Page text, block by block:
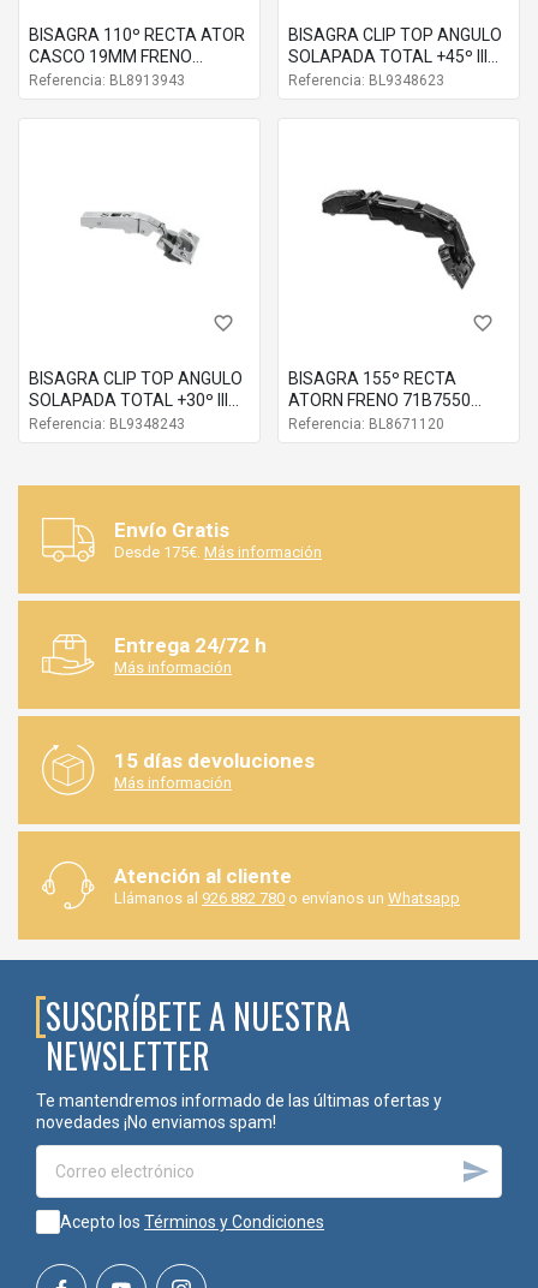
BL9348933 79B9658 Codo Freno Atornillar
BISAGRA 110º RECTA ATOR
CASCO 19MM FRENO
73B3550
Referencia: BL8913943
BISAGRA CLIP TOP ANGULO
SOLAPADA TOTAL +45º III
ATOR FRENO 79B9458
Referencia: BL9348623
favorite_border
BISAGRA CLIP TOP ANGULO
SOLAPADA TOTAL +30º III
ATOR FRENO 79B9456
Referencia: BL9348243
favorite_border
BISAGRA 155º RECTA
ATORN FRENO 71B7550
ONIX
Referencia: BL8671120
Envío Gratis
Desde 175€. Más información
Entrega 24/72 h
Más información
15 días devoluciones
Más información
Atención al cliente
Llámanos al 926 882 780 o envíanos un Whatsapp
SUSCRÍBETE A NUESTRA
NEWSLETTER
Te mantendremos informado de las últimas ofertas y
novedades ¡No enviamos spam!

Acepto los Términos y Condiciones